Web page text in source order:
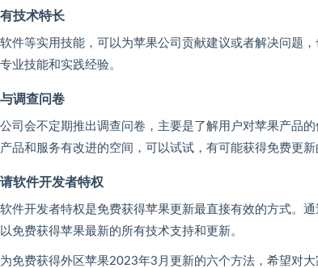
技术特长
件等实用技能，可以为苹果公司贡献建议或者解决问题
业技能和实践经验。
调查问卷
司会不定期推出调查问卷，主要是了解用户对苹果产品
品和服务有改进的空间，可以试试，有可能获得免费更新
软件开发者特权
件开发者特权是免费获得苹果更新最直接有效的方式。
免费获得苹果最新的所有技术支持和更新。
免费获得外区苹果2023年3月更新的六个方法，希望对